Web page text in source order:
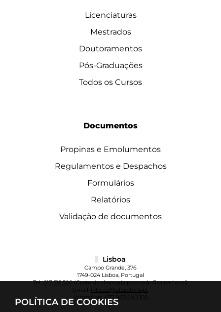
POLÍTICA DE COOKIES
Licenciaturas
Mestrados
Doutoramentos
Pós-Graduações
Todos os Cursos
Documentos
Propinas e Emolumentos
Regulamentos e Despachos
Formulários
Relatórios
Validação de documentos
Lisboa
Campo Grande, 376
1749-024 Lisboa, Portugal
Tel.:217 515 500(Custo da chamada para rede fixa nacional)
info.cul@ulusofona.pt
WhatsApp:+351 963 640 100